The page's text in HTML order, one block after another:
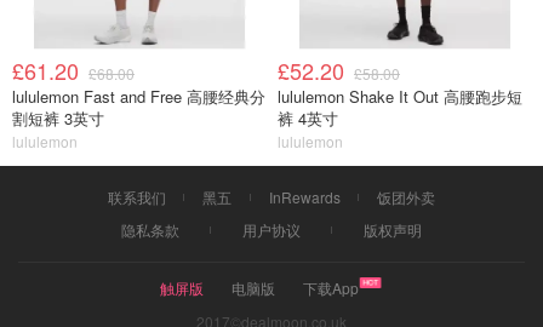
£61.20 £68.00
lululemon Fast and Free 高腰经典分
割短裤 3英寸
lululemon
£52.20 £58.00
lululemon Shake It Out 高腰跑步短
裤 4英寸
lululemon
联系我们 黑五 InRewards
饭团外卖
隐私条款
用户协议 版权声明
触屏版 电脑版
下载App
2017©dealmoon.co.uk